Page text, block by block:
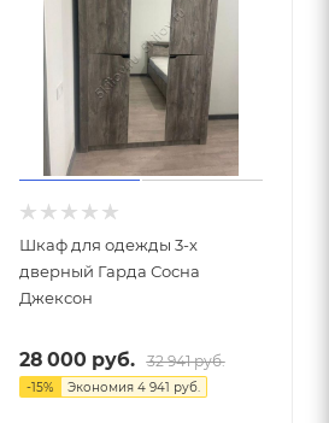
Шкаф для одежды 3-х
дверный Гарда Сосна
Джексон
28 000 руб. 32 941руб.
-15% Экономия 4 941 руб.